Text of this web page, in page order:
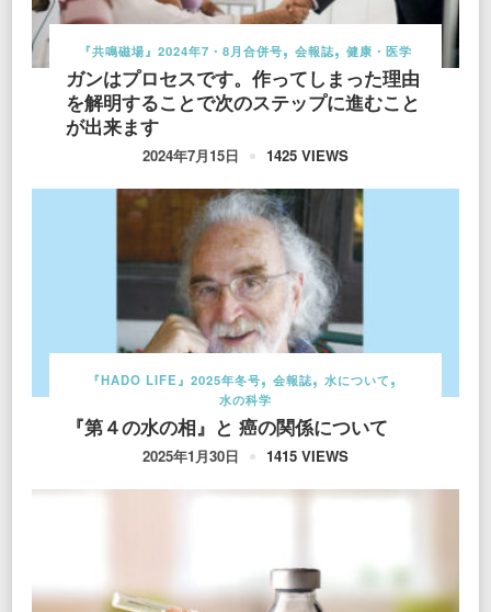
『共鳴磁場』2024年7・8月合併号 会報誌 健康・医学
ガンはプロセスです。作ってしまった理由
を解明することで次のステップに進むこと
が出来ます
2024年7月15日 1425 VIEWS
『HADO LIFE』2025年冬号 会報誌
水について
水の科学
『第４の水の相』と 癌の関係について
2025年1月30日 1415 VIEWS